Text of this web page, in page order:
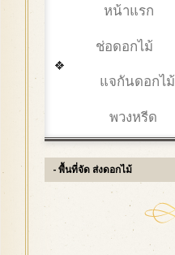
หน้าแรก
ช่อดอกไม้
แจกันดอกไม้
พวงหรีด
- พื้นที่จัด ส่งดอกไม้